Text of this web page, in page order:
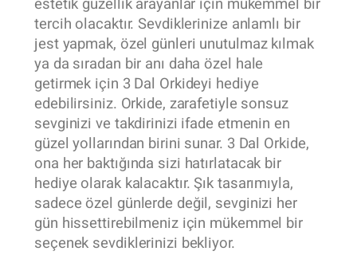
estetik güzellik arayanlar için mükemmel bir
tercih olacaktır. Sevdiklerinize anlamlı bir
jest yapmak, özel günleri unutulmaz kılmak
ya da sıradan bir anı daha özel hale
getirmek için 3 Dal Orkideyi hediye
edebilirsiniz. Orkide, zarafetiyle sonsuz
sevginizi ve takdirinizi ifade etmenin en
güzel yollarından birini sunar. 3 Dal Orkide,
ona her baktığında sizi hatırlatacak bir
hediye olarak kalacaktır. Şık tasarımıyla,
sadece özel günlerde değil, sevginizi her
gün hissettirebilmeniz için mükemmel bir
seçenek sevdiklerinizi bekliyor.